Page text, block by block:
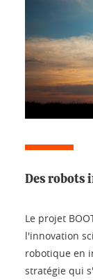
Des robots
Le projet
l'innovation
robotique en
stratégie qui